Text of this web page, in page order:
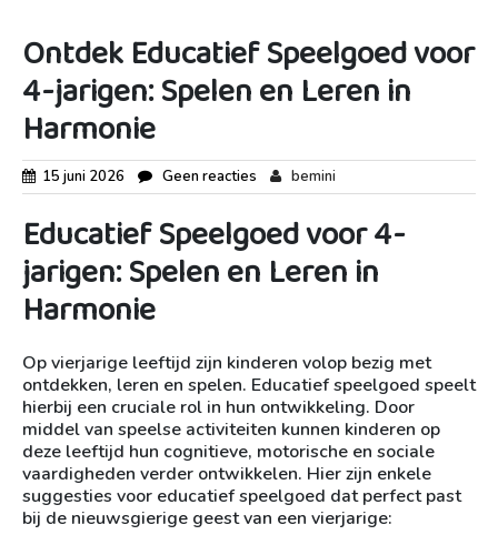
Ontdek Educatief Speelgoed voor
4-jarigen: Spelen en Leren in
Harmonie
15 juni 2026 Geen reacties bemini
Educatief Speelgoed voor 4-
jarigen: Spelen en Leren in
Harmonie
Op vierjarige leeftijd zijn kinderen volop bezig met
ontdekken, leren en spelen. Educatief speelgoed speelt
hierbij een cruciale rol in hun ontwikkeling. Door
middel van speelse activiteiten kunnen kinderen op
deze leeftijd hun cognitieve, motorische en sociale
vaardigheden verder ontwikkelen. Hier zijn enkele
suggesties voor educatief speelgoed dat perfect past
bij de nieuwsgierige geest van een vierjarige: